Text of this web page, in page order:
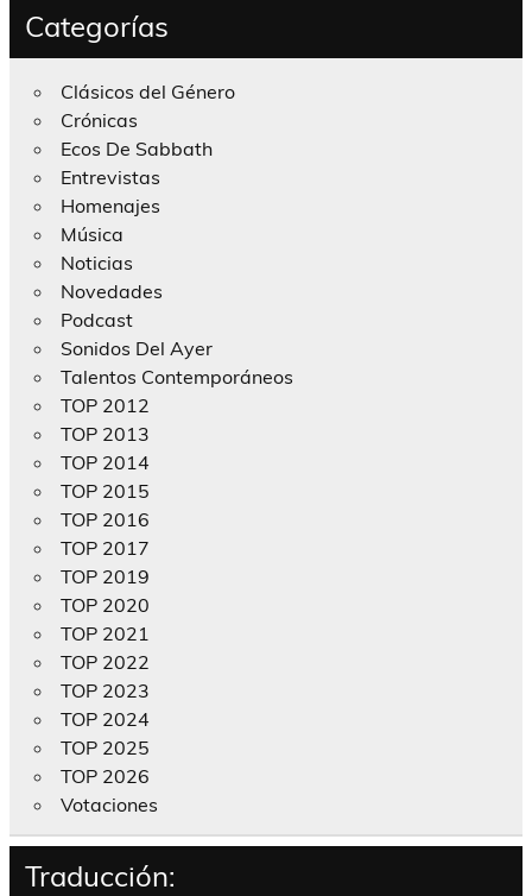
Categorías
Clásicos del Género
Crónicas
Ecos De Sabbath
Entrevistas
Homenajes
Música
Noticias
Novedades
Podcast
Sonidos Del Ayer
Talentos Contemporáneos
TOP 2012
TOP 2013
TOP 2014
TOP 2015
TOP 2016
TOP 2017
TOP 2019
TOP 2020
TOP 2021
TOP 2022
TOP 2023
TOP 2024
TOP 2025
TOP 2026
Votaciones
Traducción: